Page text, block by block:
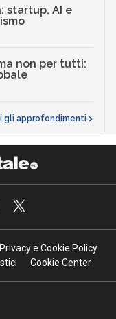
startup, AI e
non per tutti:
gli approfondimenti >
Privacy e Cookie Policy
Cookie Center